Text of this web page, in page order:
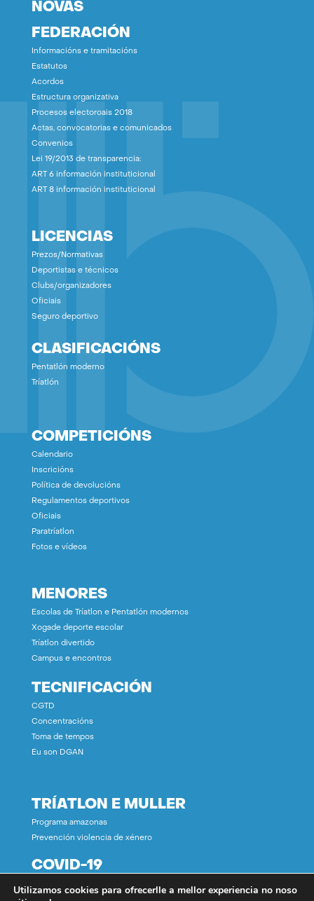
NOVAS
FEDERACIÓN
Informacións e tramitacións
Estatutos
Acordos
Estructura organizativa
Procesos electoroais 2018
Actas, convocatorias e comunicados
Convenios
Lei 19/2013 de transparencia:
ART 6 información instituticional
ART 8 información instituticional
LICENCIAS
Prezos/Normativas
Deportistas e técnicos
Clubs/organizadores
Oficiais
Seguro deportivo
CLASIFICACIÓNS
Pentatlón moderno
Tríatlón
COMPETICIÓNS
Calendario
Inscricións
Política de devolucións
Regulamentos deportivos
Oficiais
Paratríatlon
Fotos e vídeos
MENORES
Escolas de Tríatlon e Pentatlón modernos
Xogade deporte escolar
Tríatlon divertido
Campus e encontros
TECNIFICACIÓN
CGTD
Concentracións
Toma de tempos
Eu son DGAN
TRÍATLON E MULLER
Programa amazonas
Prevención violencia de xénero
COVID-19
Utilizamos cookies para ofrecerlle a mellor experiencia no noso